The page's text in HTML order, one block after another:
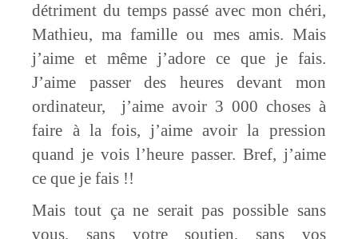
détriment du temps passé avec mon chéri,
Mathieu, ma famille ou mes amis. Mais
j’aime et même j’adore ce que je fais.
J’aime passer des heures devant mon
ordinateur, j’aime avoir 3 000 choses à
faire à la fois, j’aime avoir la pression
quand je vois l’heure passer. Bref, j’aime
ce que je fais !!
Mais tout ça ne serait pas possible sans
vous, sans votre soutien, sans vos